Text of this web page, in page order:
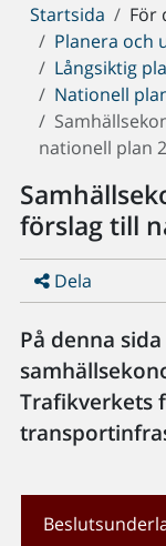
Du
är
här:
Startsida
För
Planera och
Långsiktig
Nationell
nationell plan
förslag till
Dela
På denna
Trafikverkets